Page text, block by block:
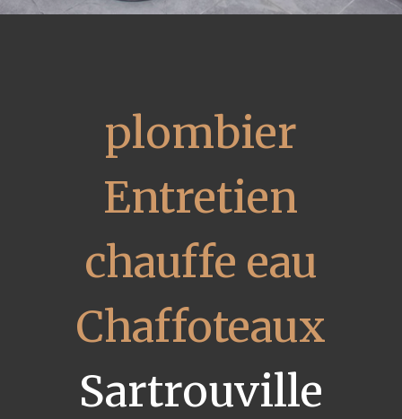
plombier
Entretien
chauffe eau
Chaffoteaux
Sartrouville